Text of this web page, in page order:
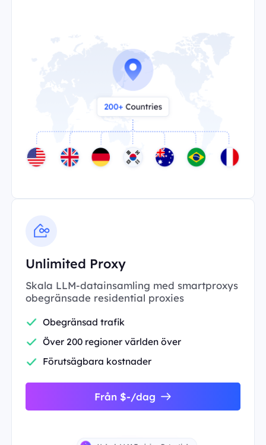
Unlimited Proxy
Skala LLM-datainsamling med smartproxys
obegränsade residential proxies
Obegränsad trafik
Över 200 regioner världen över
Förutsägbara kostnader
Från $-/dag